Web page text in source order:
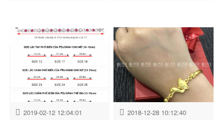
2019-02-12 12:04:01 2018-12-28 10:12:40